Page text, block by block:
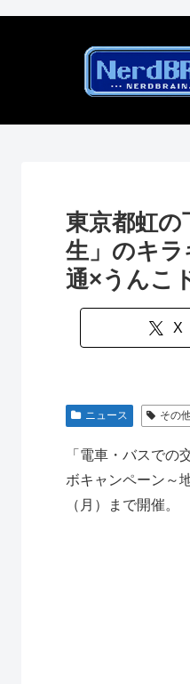
東京都虹
生」のキ
通×うんこ
X
ニュース その
「電車・バスで
ボキャンペーン～
（月）まで開催。